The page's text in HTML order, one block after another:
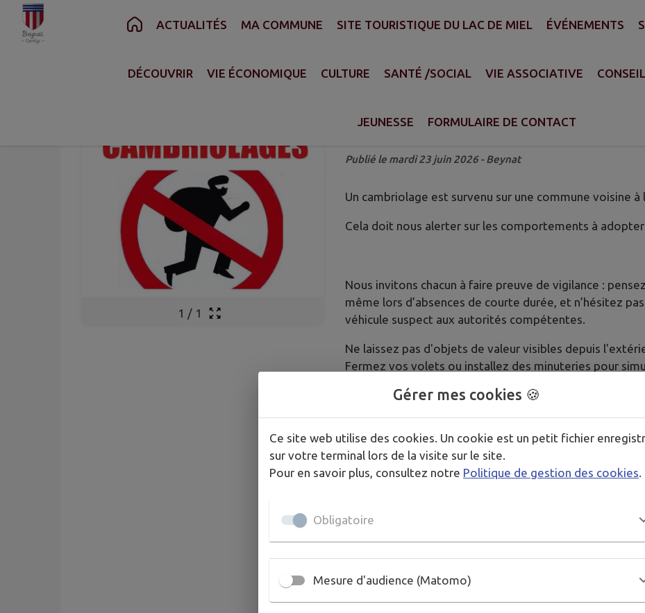
Contenu Recherche Pied de page
ACTUALITÉS MA COMMUNE SITE TOURISTIQUE DU LAC DE MIEL ÉVÉNEMENTS
DÉCOUVRIR VIE ÉCONOMIQUE CULTURE SANTÉ /SOCIAL VIE ASSOCIATIVE
JEUNESSE FORMULAIRE DE CONTACT
ACTUALITÉS> CAMBRIOLAGES : ÇA N'ARRIVE PAS QU'AUX...
1 / 1
VIGILANCE EST DE MISE !
Publié le mardi 23 juin 2026 - Beynat
Un cambriolage est survenu sur une commune voisine à
Cela doit nous alerter sur les comportements à
Nous invitons chacun à faire preuve de vigilance :
même lors d’absences de courte durée, et n’hésitez
véhicule suspect aux autorités compétentes.
Ne laissez pas d'objets de valeur visibles depuis
Fermez vos volets ou installez des minuteries pour
Respecter des consignes simples et efficaces.
d'entrée principale à double tour, verrouillez toutes
clés sur la serrure. Il suffirait au cambrioleur de casser
ouvrir la porte d'entrée.
Publié par Yann Lomenech
Gérer mes cookies 🍪
Ce site web utilise des cookies. Un cookie est un petit fichier
sur votre terminal lors de la visite sur le site.
Pour en savoir plus, consultez notre Politique de gestion des cookies
Obligatoire
Mesure d'audience (Matomo)